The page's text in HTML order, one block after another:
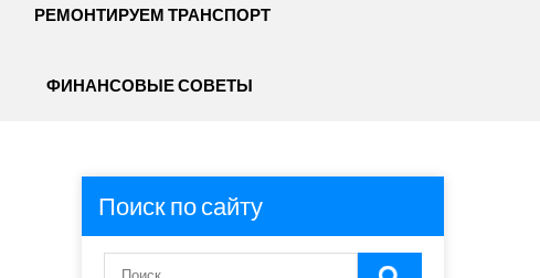
РЕМОНТИРУЕМ ТРАНСПОРТ
ФИНАНСОВЫЕ СОВЕТЫ
Поиск по сайту